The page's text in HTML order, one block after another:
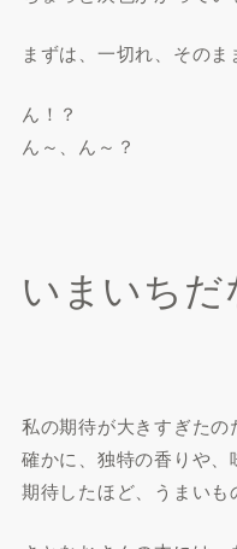
まずは、一切れ、そのま
ん！？
ん～、ん～？
いまいちだ
私の期待が大きすぎたの
確かに、独特の香りや、
期待したほど、うまい